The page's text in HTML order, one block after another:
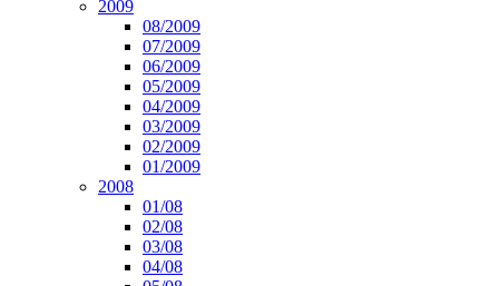
2009
08/2009
07/2009
06/2009
05/2009
04/2009
03/2009
02/2009
01/2009
2008
01/08
02/08
03/08
04/08